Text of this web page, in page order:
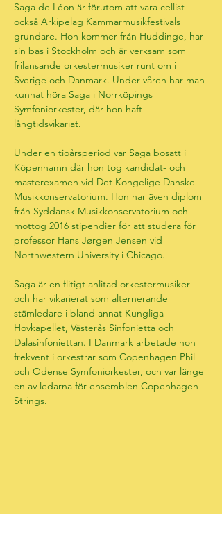
Saga de Léon är förutom att vara cellist
också Arkipelag Kammarmusikfestivals
grundare. Hon kommer från Huddinge, har
sin bas i Stockholm och är verksam som
frilansande orkestermusiker runt om i
Sverige och Danmark. Under våren har man
kunnat höra Saga i Norrköpings
Symfoniorkester, där hon haft
långtidsvikariat.
Under en tioårsperiod var Saga bosatt i
Köpenhamn där hon tog kandidat- och
masterexamen vid Det Kongelige Danske
Musikkonservatorium. Hon har även diplom
från Syddansk Musikkonservatorium och
mottog 2016 stipendier för att studera för
professor Hans Jørgen Jensen vid
Northwestern University i Chicago.
Saga är en flitigt anlitad orkestermusiker
och har vikarierat som alternerande
stämledare i bland annat Kungliga
Hovkapellet, Västerås Sinfonietta och
Dalasinfoniettan. I Danmark arbetade hon
frekvent i orkestrar som Copenhagen Phil
och Odense Symfoniorkester, och var länge
en av ledarna för ensemblen Copenhagen
Strings.